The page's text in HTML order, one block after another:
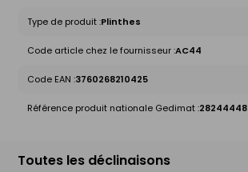
Type de produit :Plinthes
Code article chez le fournisseur :AC44
Code EAN :3760268210425
Référence produit nationale Gedimat :28244448
Toutes les déclinaisons